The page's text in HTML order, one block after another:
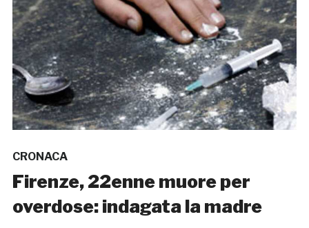
CRONACA
Firenze, 22enne muore per
overdose: indagata la madre